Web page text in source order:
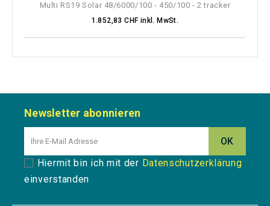
Multi RS19 Solar 48/6000/100 - 450/100 - 2 tracker
1.852,83 CHF inkl. MwSt.
Newsletter abonnieren
Hiermit bin ich mit der Datenschutzerklärung
einverstanden